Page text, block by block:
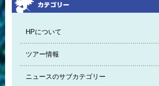
HPについて
ツアー情報
ニュースのサブカテゴリー